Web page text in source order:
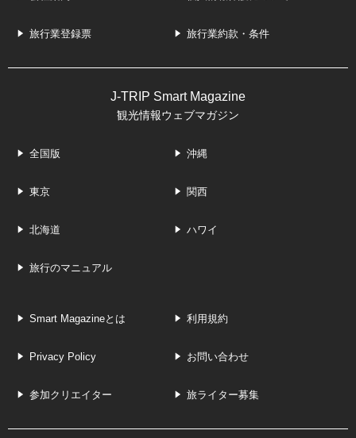
旅行業登録票 旅行業約款・条件
J-TRIP Smart Magazine
観光情報ウェブマガジン
全国版 沖縄
東京 関西
北海道 ハワイ
旅行のマニュアル
Smart Magazineとは 利用規約
Privacy Policy お問い合わせ
参加クリエイター 旅ライター募集